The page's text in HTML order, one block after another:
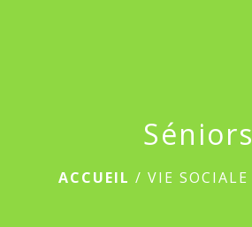
Séniors
ACCUEIL / VIE SOCIALE